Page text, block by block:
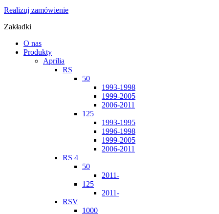
Realizuj zamówienie
Zakładki
O nas
Produkty
Aprilia
RS
50
1993-1998
1999-2005
2006-2011
125
1993-1995
1996-1998
1999-2005
2006-2011
RS 4
50
2011-
125
2011-
RSV
1000